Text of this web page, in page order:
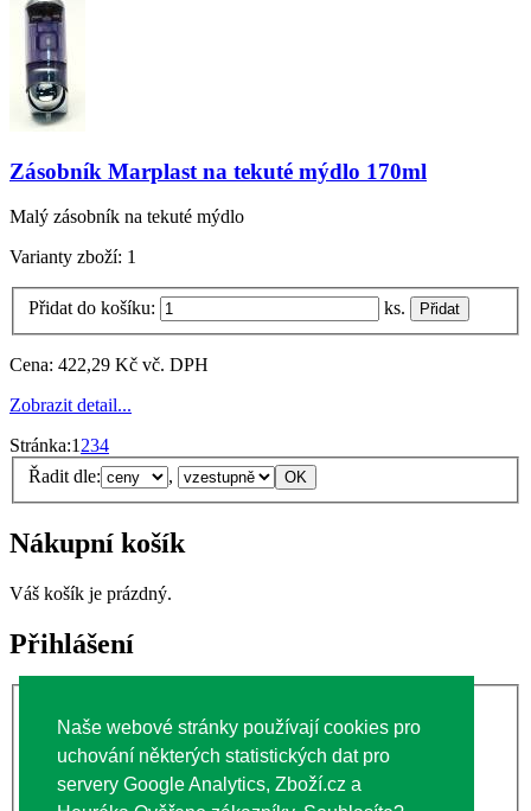
Naše webové stránky používají cookies pro
uchování některých statistických dat pro
servery Google Analytics, Zboží.cz a
Zásobník Marplast na tekuté mýdlo 170ml
Malý zásobník na tekuté mýdlo
Varianty zboží: 1
Přidat do košíku: ks.
Cena: 422,29 Kč vč. DPH
Zobrazit detail...
Stránka:1 234
Řadit dle:
,
Nákupní košík
Váš košík je prázdný.
Přihlášení
Heslo: